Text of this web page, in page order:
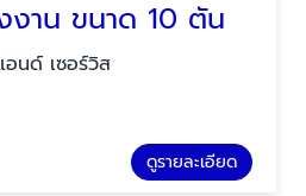
งาน ขนาด 10 ตัน
อนด์ เซอร์วิส
ดูรายละเอียด